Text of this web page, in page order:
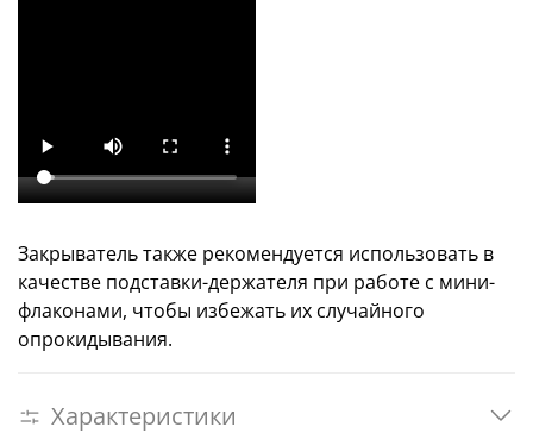
Закрыватель также рекомендуется использовать в
качестве подставки-держателя при работе с мини-
флаконами, чтобы избежать их случайного
опрокидывания.
Характеристики